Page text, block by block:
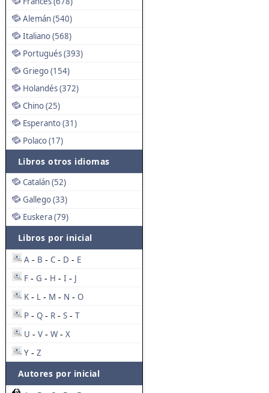
Alemán (540)
Italiano (568)
Portugués (393)
Griego (154)
Holandés (372)
Chino (25)
Esperanto (31)
Polaco (17)
Libros otros idiomas
Catalán (52)
Gallego (33)
Euskera (79)
Libros por inicial
A - B - C - D - E
F - G - H - I - J
K - L - M - N - O
P - Q - R - S - T
U - V - W - X
Y - Z
Autores por inicial